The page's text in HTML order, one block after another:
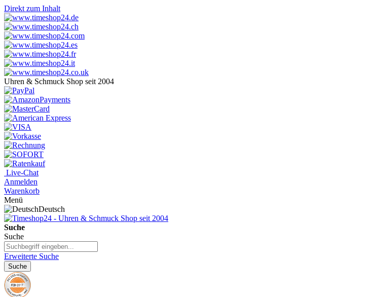
Direkt zum Inhalt
Uhren & Schmuck Shop seit 2004
Live-Chat
Anmelden
Warenkorb
Menü
Deutsch
Suche
Suche
Erweiterte Suche
Suche